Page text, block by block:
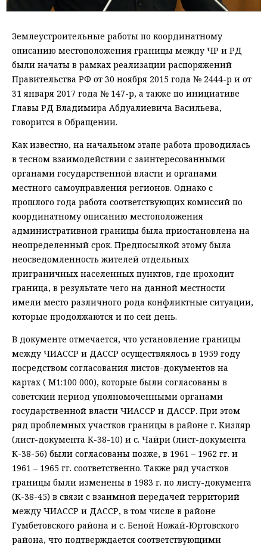
Землеустроительные работы по координатному
описанию местоположения границы между ЧР и РД
были начаты в рамках реализации распоряжений
Правительства РФ от 30 ноября 2015 года № 2444-р и от
31 января 2017 года № 147-р, а также по инициативе
Главы РД Владимира Абдуалиевича Васильева,
говорится в Обращении.
Как известно, на начальном этапе работа проводилась
в тесном взаимодействии с заинтересованными
органами государственной власти и органами
местного самоуправления регионов. Однако с
прошлого года работа соответствующих комиссий по
координатному описанию местоположения
административной границы была приостановлена на
неопределенный срок. Предпосылкой этому была
неосведомленность жителей отдельных
приграничных населенных пунктов, где проходит
граница, в результате чего на данной местности
имели место различного рода конфликтные ситуации,
которые продолжаются и по сей день.
В документе отмечается, что установление границы
между ЧИАССР и ДАССР осуществлялось в 1959 году
посредством согласования листов-документов на
картах ( М1:100 000), которые были согласованы в
советский период уполномоченными органами
государственной власти ЧИАССР и ДАССР. При этом
ряд проблемных участков границы в районе г. Кизляр
(лист-документа К-38-10) и с. Чайри (лист-документа
К-38-56) были согласованы позже, в 1961 – 1962 гг. и
1961 – 1965 гг. соответственно. Также ряд участков
границы были изменены в 1983 г. по листу-документа
(К-38-45) в связи с взаимной передачей территорий
между ЧИАССР и ДАССР, в том числе в районе
Гумбетовского района и с. Беной Ножай-Юртовского
района, что подтверждается соответствующими